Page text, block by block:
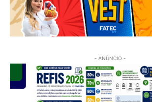
- ANÚNCIO -